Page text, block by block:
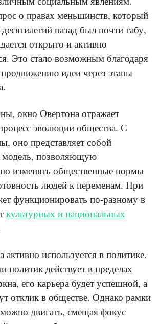
о правах меньшинств, который
назад был почти табу,
открыто и активно
Это стало возможным благодаря
идеи через этапы
окно Овертона отражает
эволюции общества. С
оно представляет собой
модель, позволяющую
изменять общественные нормы
людей к переменам. При
функционировать по-разному в
культурных и национальных
используется в политике.
политик действует в пределах
его карьера будет успешной, а
отклик в обществе. Однако рамки
двигать, смещая фокус